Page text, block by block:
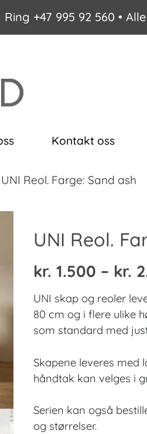
Ring +47 995 92 560 •
Kontakt oss
Reol. Farge: Sand ash
UNI Reol.
kr. 1.500 – kr.
UNI skap og reoler
80 cm og i flere ulike
som standard med
Skapene leveres med
håndtak kan velges i
Serien kan også
og størrelser.